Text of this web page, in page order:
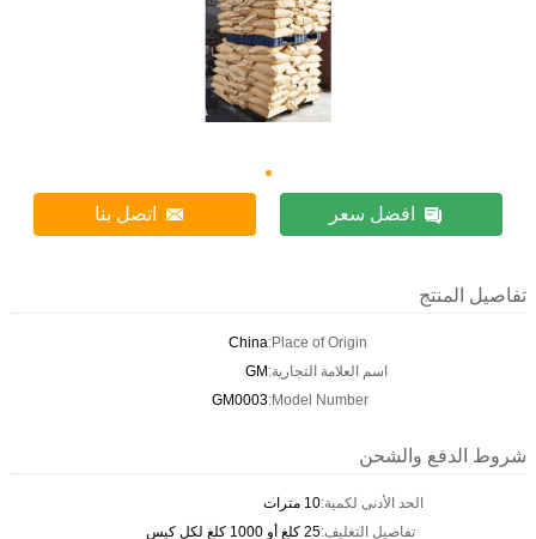
افضل سعر اتصل بنا
تفاصيل المنتج
Place of Origin:
China
اسم العلامة التجارية:GM
Model Number:
GM0003
شروط الدفع والشحن
الحد الأدنى لكمية:10 مترات
تفاصيل التغليف:25 كلغ أو 1000 كلغ لكل كيس